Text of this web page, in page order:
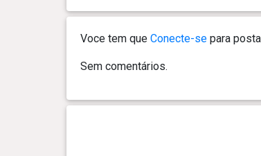
0 ano(s), 3 mês(es) e 20 dia(s)
0 ano(s), 3 mês(es) e 15 dia(s)
Voce tem que Conecte-separa
Sem comentários.